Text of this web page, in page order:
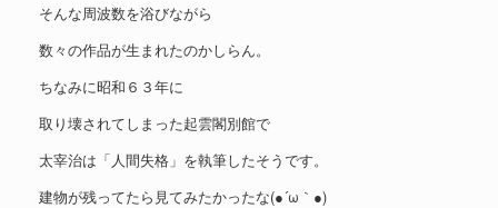
そんな周波数を浴びながら
数々の作品が生まれたのかしらん。
ちなみに昭和６３年に
取り壊されてしまった起雲閣別館で
太宰治は「人間失格」を執筆したそうです。
建物が残ってたら見てみたかったな(●´ω｀●)